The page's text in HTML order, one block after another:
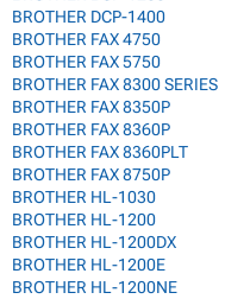
BROTHER DCP-1400
BROTHER FAX 4750
BROTHER FAX 5750
BROTHER FAX 8300 SERIES
BROTHER FAX 8350P
BROTHER FAX 8360P
BROTHER FAX 8360PLT
BROTHER FAX 8750P
BROTHER HL-1030
BROTHER HL-1200
BROTHER HL-1200DX
BROTHER HL-1200E
BROTHER HL-1200NE